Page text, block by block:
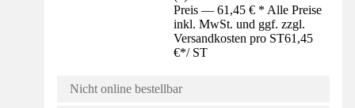
Preis — 61,45 € * Alle Preise
inkl. MwSt. und ggf. zzgl.
Versandkosten pro ST61,45
€*/ ST
Nicht online bestellbar